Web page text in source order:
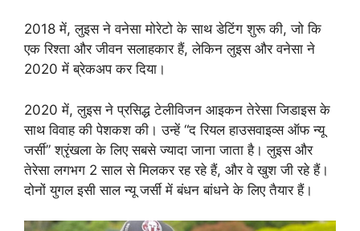
2018 में, लुइस ने वनेसा मोरेटो के साथ डेटिंग शुरू की, जो कि
एक रिश्ता और जीवन सलाहकार हैं, लेकिन लुइस और वनेसा ने
2020 में ब्रेकअप कर दिया।
2020 में, लुइस ने प्रसिद्ध टेलीविजन आइकन तेरेसा जिडाइस के
साथ विवाह की पेशकश की। उन्हें “द रियल हाउसवाइव्स ऑफ न्यू
जर्सी” श्रृंखला के लिए सबसे ज्यादा जाना जाता है। लुइस और
तेरेसा लगभग 2 साल से मिलकर रह रहे हैं, और वे खुश जी रहे हैं।
दोनों युगल इसी साल न्यू जर्सी में बंधन बांधने के लिए तैयार हैं।